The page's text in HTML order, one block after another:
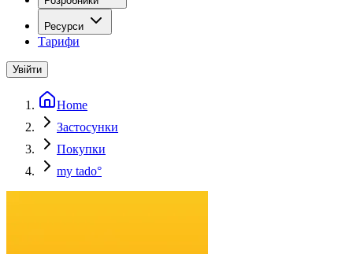
Ресурси
Тарифи
Увійти
Home
Застосунки
Покупки
my tado°